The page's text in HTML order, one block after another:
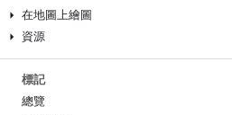
在地圖上繪圖
資源
標記
總覽